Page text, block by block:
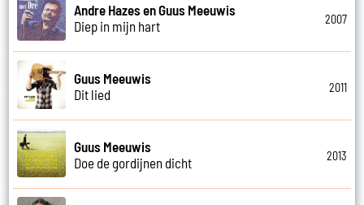
Andre Hazes en Guus Meeuwis
Diep in mijn hart
2007
Guus Meeuwis
Dit lied
2011
Guus Meeuwis
Doe de gordijnen dicht
2013